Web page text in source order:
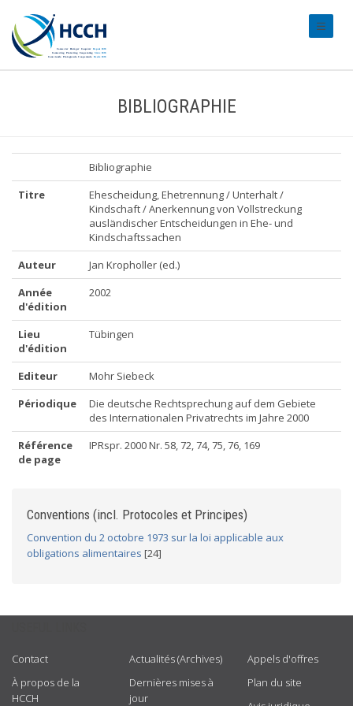
BIBLIOGRAPHIE
Bibliographie
Titre
Ehescheidung, Ehetrennung / Unterhalt /
Kindschaft / Anerkennung von Vollstreckung
ausländischer Entscheidungen in Ehe- und
Kindschaftssachen
Auteur
Jan Kropholler (ed.)
Année
d'édition
2002
Lieu
d'édition
Tübingen
Editeur
Mohr Siebeck
Périodique
Die deutsche Rechtsprechung auf dem Gebiete
des Internationalen Privatrechts im Jahre 2000
Référence
de page
IPRspr. 2000 Nr. 58, 72, 74, 75, 76, 169
Conventions (incl. Protocoles et Principes)
Convention du 2 octobre 1973 sur la loi applicable aux
obligations alimentaires [24]
Contact
À propos de la
HCCH
Actualités (Archives)
Dernières mises à
jour
Appels d'offres
Plan du site